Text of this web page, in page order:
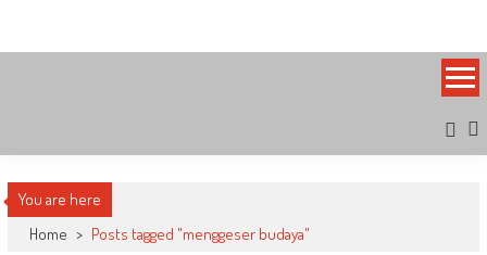
content
You are here
Home > Posts tagged "menggeser budaya"